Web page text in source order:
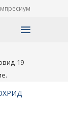
19